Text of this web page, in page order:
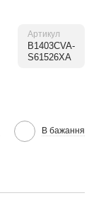
Артикул
B1403CVA-
S61526XA
В бажання